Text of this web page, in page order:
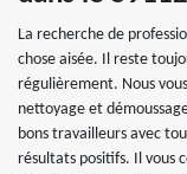
La recherche de
chose aisée. Il reste
régulièrement. Nous
nettoyage et
bons travailleurs avec
résultats positifs. Il vous